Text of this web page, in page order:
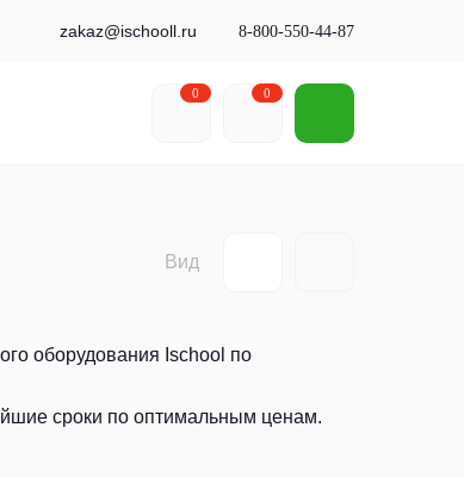
zakaz@ischooll.ru 8-800-550-44-87
0 0
Вид
оборудования Ischool по
сроки по оптимальным ценам.